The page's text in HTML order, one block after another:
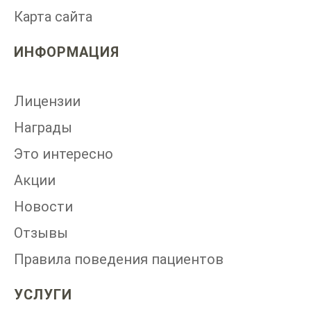
Карта сайта
ИНФОРМАЦИЯ
Лицензии
Награды
Это интересно
Акции
Новости
Отзывы
Правила поведения пациентов
УСЛУГИ